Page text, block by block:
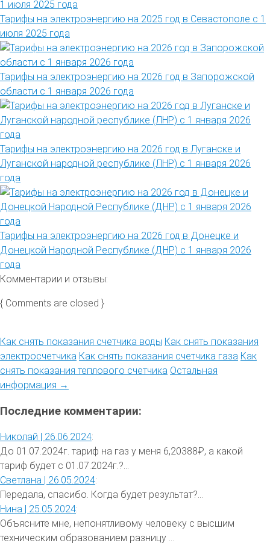
Тарифы на электроэнергию на 2025 год в Севастополе с 1
июля 2025 года
Тарифы на электроэнергию на 2026 год в Запорожской
области с 1 января 2026 года
Тарифы на электроэнергию на 2026 год в Луганске и
Луганской народной республике (ЛНР) с 1 января 2026
года
Тарифы на электроэнергию на 2026 год в Донецке и
Донецкой Народной Республике (ДНР) с 1 января 2026
года
Комментарии и отзывы:
{ Comments are closed }
Как снять показания счетчика воды Как снять показания
электросчетчика Как снять показания счетчика газа Как
снять показания теплового счетчика Остальная
информация →
Последние комментарии:
Николай | 26.06.2024:
До 01.07.2024г. тариф на газ у меня 6,20388₽, а какой
тариф будет с 01.07.2024г.?...
Светлана | 26.05.2024:
Передала, спасибо. Когда будет результат?...
Нина | 25.05.2024:
Объясните мне, непонятливому человеку с высшим
техническим образованием разницу ...